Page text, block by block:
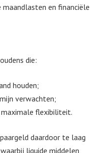
en financiële
die:
houden;
verwachten;
maximale flexibiliteit.
daardoor te laag
liquide middelen